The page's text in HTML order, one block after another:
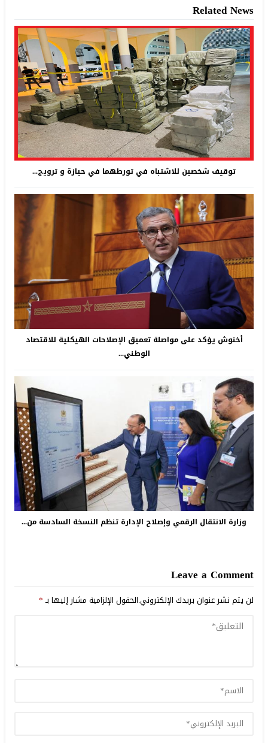
Related News
توقيف شخصين للاشتباه في تورطهما في حيازة و ترويج...
أخنوش يؤكد على مواصلة تعميق الإصلاحات الهيكلية للاقتصاد
الوطني...
وزارة الانتقال الرقمي وإصلاح الإدارة تنظم النسخة السادسة من...
Leave a Comment
لن يتم نشر عنوان بريدك الإلكتروني.الحقول الإلزامية مشار إليها بـ*